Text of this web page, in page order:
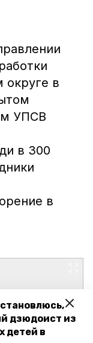
дзюдоист из
детей в
округе в
УПСВ
в 300
в